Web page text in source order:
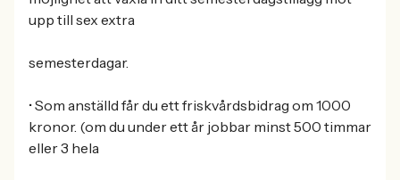
upp till sex extra
semesterdagar.
• Som anställd får du ett friskvårdsbidrag om 1000
kronor. (om du under ett år jobbar minst 500 timmar
eller 3 hela